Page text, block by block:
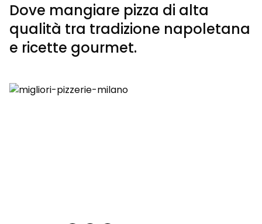
Dove mangiare pizza di alta
qualità tra tradizione napoletana
e ricette gourmet.